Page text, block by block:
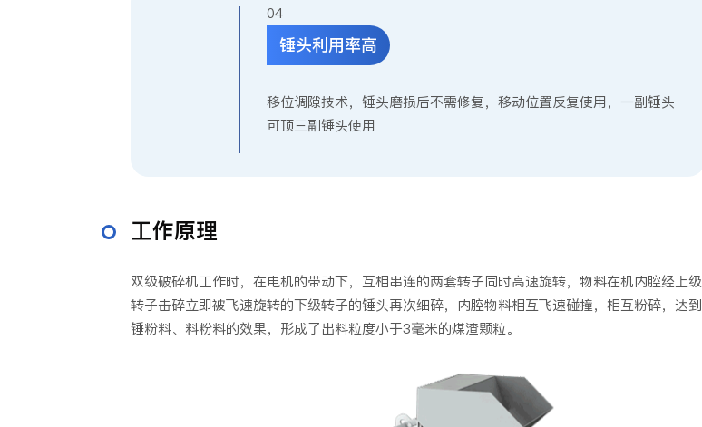
04
锤头利用率高
移位调隙技术，锤头磨损后不需修复，移动位置反复使用，一副锤头
可顶三副锤头使用
工作原理
双级破碎机工作时，在电机的带动下，互相串连的两套转子同时高速旋转，物料在机内腔经上级
转子击碎立即被飞速旋转的下级转子的锤头再次细碎，内腔物料相互飞速碰撞，相互粉碎，达到
锤粉料、料粉料的效果，形成了出料粒度小于3毫米的煤渣颗粒。